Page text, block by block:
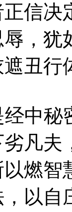
信决
，
丑行
中
凡夫
燃智
以自